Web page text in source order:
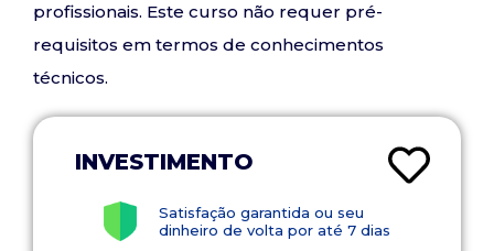
profissionais. Este curso não requer pré-
requisitos em termos de conhecimentos
técnicos.
INVESTIMENTO
Satisfação garantida ou seu
dinheiro de volta por até 7 dias